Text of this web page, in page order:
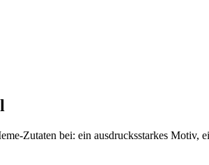
Zutaten bei: ein ausdrucksstarkes Motiv,